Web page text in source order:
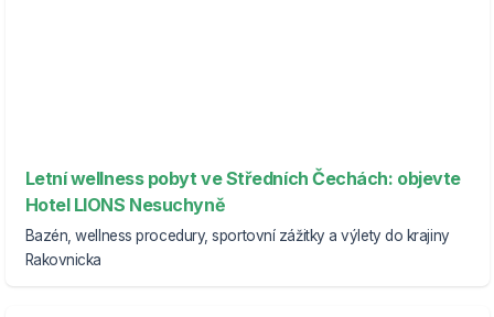
Letní wellness pobyt ve Středních Čechách: objevte
Hotel LIONS Nesuchyně
Bazén, wellness procedury, sportovní zážitky a výlety do krajiny
Rakovnicka